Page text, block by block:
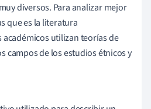
diversos. Para analizar mejor
que es la literatura
utilizan teorías de
campos de los estudios étnicos y